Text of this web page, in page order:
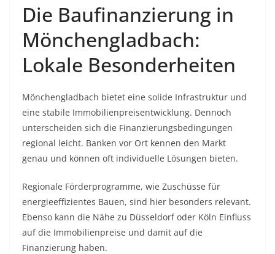
Die Baufinanzierung in
Mönchengladbach:
Lokale Besonderheiten
Mönchengladbach bietet eine solide Infrastruktur und
eine stabile Immobilienpreisentwicklung. Dennoch
unterscheiden sich die Finanzierungsbedingungen
regional leicht. Banken vor Ort kennen den Markt
genau und können oft individuelle Lösungen bieten.
Regionale Förderprogramme, wie Zuschüsse für
energieeffizientes Bauen, sind hier besonders relevant.
Ebenso kann die Nähe zu Düsseldorf oder Köln Einfluss
auf die Immobilienpreise und damit auf die
Finanzierung haben.